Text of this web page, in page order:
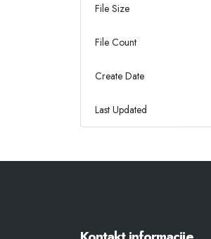
File Size
File Count
Create Date
Last Updated